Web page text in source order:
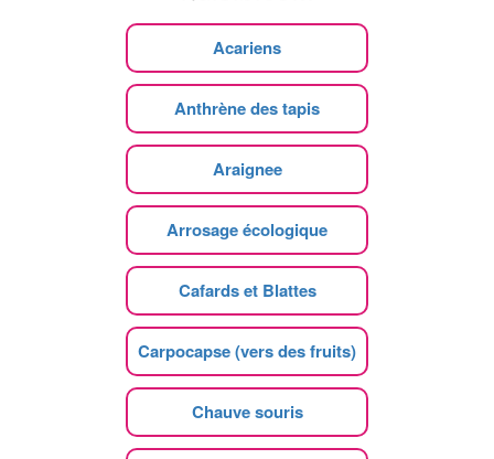
Acariens
Anthrène des tapis
Araignee
Arrosage écologique
Cafards et Blattes
Carpocapse (vers des fruits)
Chauve souris